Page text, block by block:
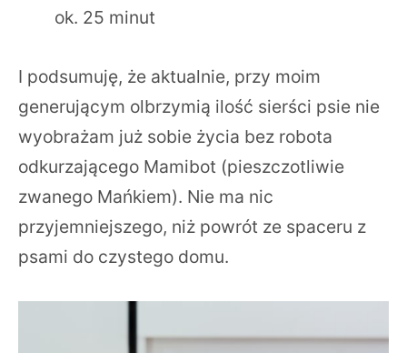
ok. 25 minut
I podsumuję, że aktualnie, przy moim
generującym olbrzymią ilość sierści psie nie
wyobrażam już sobie życia bez robota
odkurzającego Mamibot (pieszczotliwie
zwanego Mańkiem). Nie ma nic
przyjemniejszego, niż powrót ze spaceru z
psami do czystego domu.